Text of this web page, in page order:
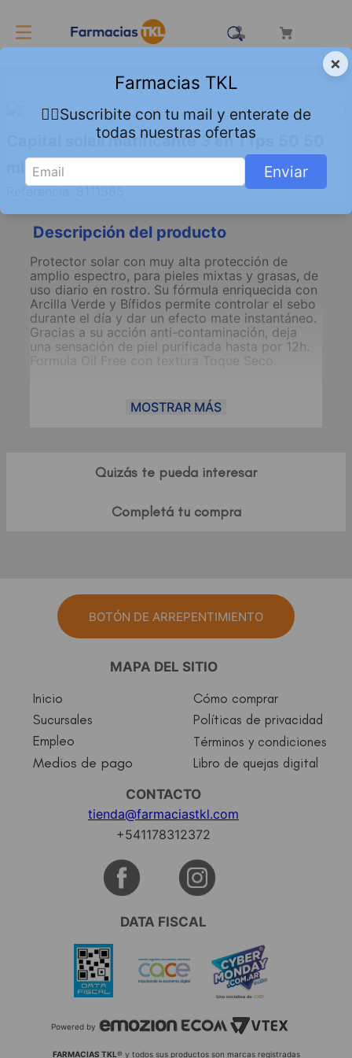
Capital soleil matificante 3 en 1 fps 50 50
Descripción del producto
Protector solar con muy alta protección de
amplio espectro, para pieles mixtas y grasas, de
uso diario en rostro. Su fórmula enriquecida con
Arcilla Verde y Bífidos permite controlar el sebo
durante el día y dar un efecto mate instantáneo.
Gracias a su acción anti-contaminación, deja
una sensación de piel purificada hasta por 12h.
Formula Oil Free con textura Toque Seco.
MOSTRAR MÁS
Quizás te pueda interesar
Completá tu compra
BOTÓN DE ARREPENTIMIENTO
MAPA DEL SITIO
Inicio
Sucursales
Empleo
Medios de pago
Cómo comprar
Políticas de privacidad
Términos y condiciones
Libro de quejas digital
CONTACTO
tienda@farmaciastkl.com
+541178312372
DATA FISCAL
Powered by
FARMACIAS TKL® y todos sus productos son marcas registradas
×
Farmacias TKL
👇🏻Suscribite con tu mail y enterate de
todas nuestras ofertas
Enviar